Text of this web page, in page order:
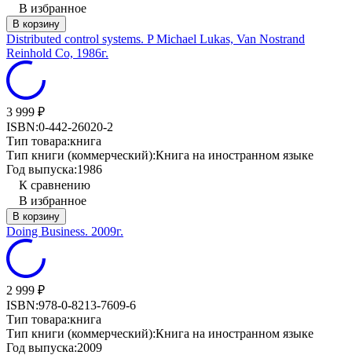
В избранное
В корзину
Distributed control systems. P Michael Lukas, Van Nostrand
Reinhold Co, 1986г.
3 999 ₽
ISBN:0-442-26020-2
Тип товара:книга
Тип книги (коммерческий):Книга на иностранном языке
Год выпуска:1986
К сравнению
В избранное
В корзину
Doing Business. 2009г.
2 999 ₽
ISBN:978-0-8213-7609-6
Тип товара:книга
Тип книги (коммерческий):Книга на иностранном языке
Год выпуска:2009